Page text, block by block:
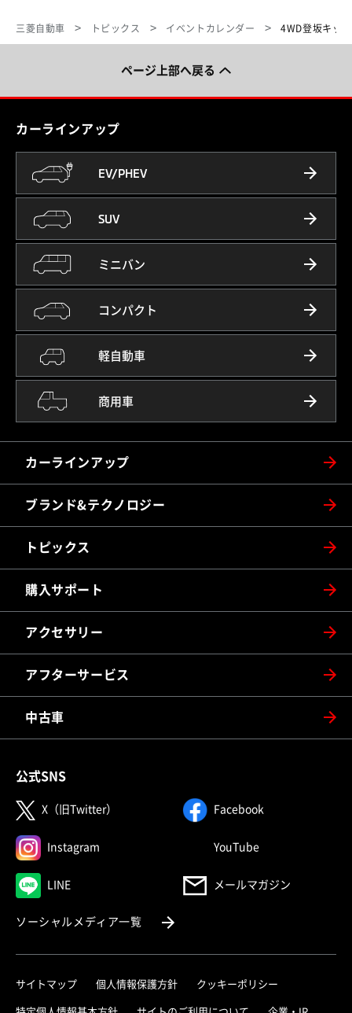
三菱自動車 トピックス イベントカレンダー 4WD登坂キッ
ページ上部へ戻る
カーラインアップ
EV/PHEV
SUV
ミニバン
コンパクト
軽自動車
商用車
カーラインアップ
ブランド&テクノロジー
トピックス
購入サポート
アクセサリー
アフターサービス
中古車
公式SNS
X（旧Twitter） （別ウィンドウで開く）Facebook（別ウィンドウ
Instagram （別ウィンドウで開く）YouTube（別ウィンドウで
LINE（別ウィンドウで開く） メールマガジン
ソーシャルメディア一覧（別ウィンドウで開く）
サイトマップ 個人情報保護方針 クッキーポリシー
（別ウィ